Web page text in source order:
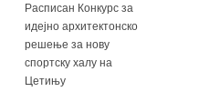
Расписан Конкурс за
идејно архитектонско
решење за нову
спортску халу на
Цетињу